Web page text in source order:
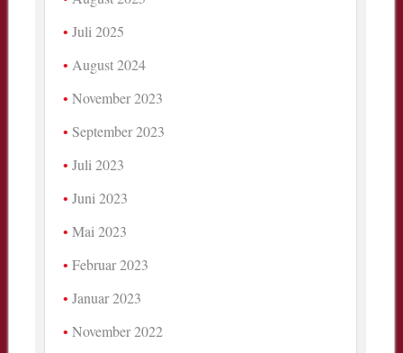
Juli 2025
August 2024
November 2023
September 2023
Juli 2023
Juni 2023
Mai 2023
Februar 2023
Januar 2023
November 2022